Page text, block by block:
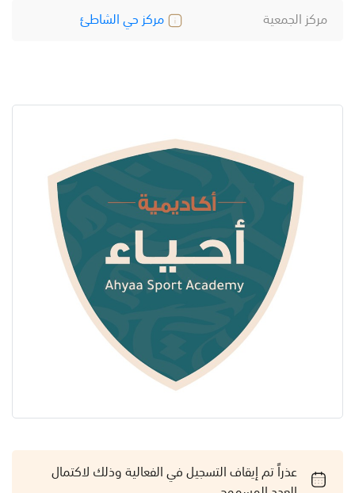
مركز الجمعية
مركز حي الشاطئ
عذراً تم إيقاف التسجيل في الفعالية وذلك لاكتمال